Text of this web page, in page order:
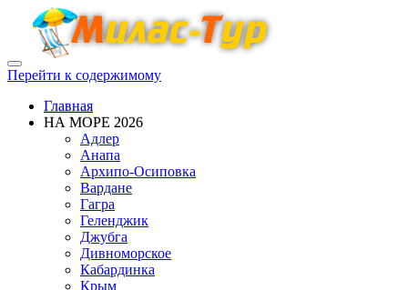
Показать/
Скрыть
навигацию
Перейти к содержимому
Главная
НА МОРЕ 2026
Адлер
Анапа
Архипо-Осиповка
Вардане
Гагра
Геленджик
Джубга
Дивноморское
Кабардинка
Крым